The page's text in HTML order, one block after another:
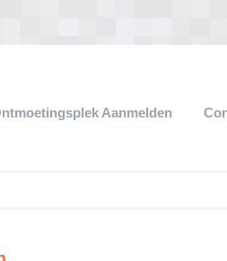
Aanmelden